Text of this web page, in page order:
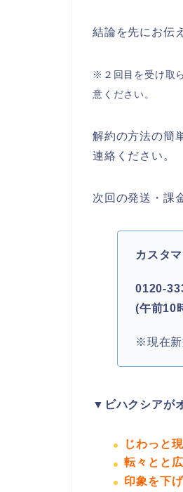
結論を先にお伝
※２回目を受け取
意ください。
解約の方法の簡
連絡ください。
次回の発送・課
カスタ
0120-
(午前10
※現在新
▼ビハクシアが
じわっと
転々とと
印象を下